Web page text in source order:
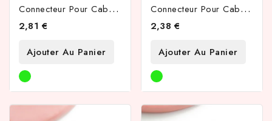
C
Onnecteur Pour Cabochon 8mm Acier Inoxydable Couleur Or
2,81 €
Ajouter Au Panier
C
Onnecteur Pour Cabochon 8mm Acier Inoxydable Couleur Acier
2,38 €
Ajouter Au Panier